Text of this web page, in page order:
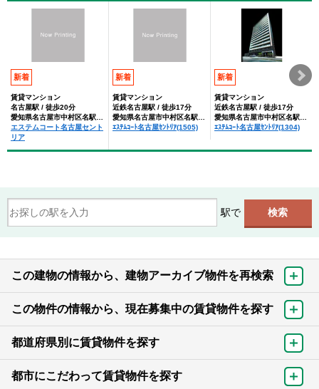
新着
賃貸マンション
名古屋駅 / 徒歩20分
エステムコート名古屋セント
リア
新着
賃貸マンション
近鉄名古屋駅 / 徒歩17分
ｴｽﾃﾑｺｰﾄ名古屋ｾﾝﾄﾘｱ(1505)
新着
賃貸マンション
近鉄名古屋駅 / 徒歩17分
ｴｽﾃﾑｺｰﾄ名古屋ｾﾝﾄﾘｱ(1304)
駅で
この建物の情報から、建物アーカイブ物件を再検索
この物件の情報から、現在募集中の賃貸物件を探す
都道府県別に賃貸物件を探す
都市にこだわって賃貸物件を探す